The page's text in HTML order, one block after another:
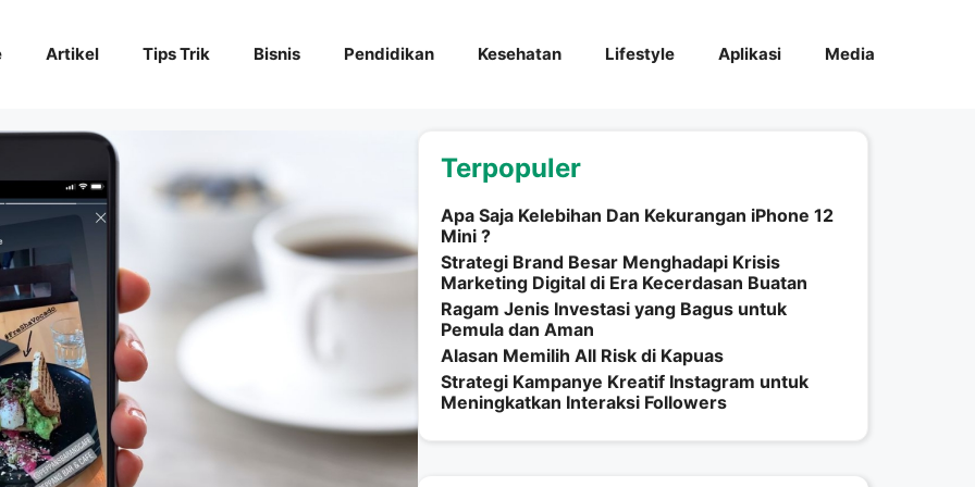
Artikel Tips Trik Bisnis Pendidikan Kesehatan Lifestyle Aplikasi Media
Terpopuler
Apa Saja Kelebihan Dan Kekurangan iPhone 12
Mini ?
Strategi Brand Besar Menghadapi Krisis
Marketing Digital di Era Kecerdasan Buatan
Ragam Jenis Investasi yang Bagus untuk
Pemula dan Aman
Alasan Memilih All Risk di Kapuas
Strategi Kampanye Kreatif Instagram untuk
Meningkatkan Interaksi Followers